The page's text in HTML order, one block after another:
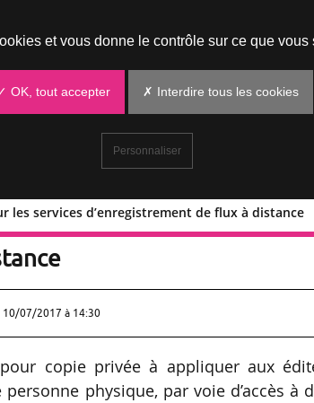
les services d’enregistrement de flux à distance
pour les services
10/07/2017 à 14:30
copie privée à appliquer aux
physique, par voie d’accès à
et vous donne le contrôle sur ce que vous
OK, tout accepter ✗ Interdire tous les cookies
Personnaliser